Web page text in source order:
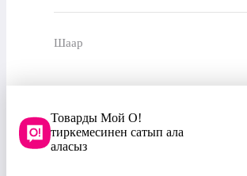
Шаар
Товарды Мой О!
тиркемесинен сатып ала
аласыз